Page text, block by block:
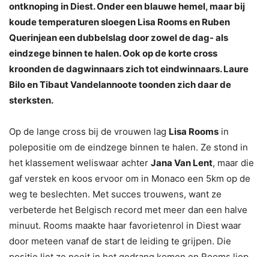
ontknoping in Diest. Onder een blauwe hemel, maar bij
koude temperaturen sloegen Lisa Rooms en Ruben
Querinjean een dubbelslag door zowel de dag- als
eindzege binnen te halen. Ook op de korte cross
kroonden de dagwinnaars zich tot eindwinnaars. Laure
Bilo en Tibaut Vandelannoote toonden zich daar de
sterksten.
Op de lange cross bij de vrouwen lag Lisa Rooms in
polepositie om de eindzege binnen te halen. Ze stond in
het klassement weliswaar achter Jana Van Lent, maar die
gaf verstek en koos ervoor om in Monaco een 5km op de
weg te beslechten. Met succes trouwens, want ze
verbeterde het Belgisch record met meer dan een halve
minuut. Rooms maakte haar favorietenrol in Diest waar
door meteen vanaf de start de leiding te grijpen. Die